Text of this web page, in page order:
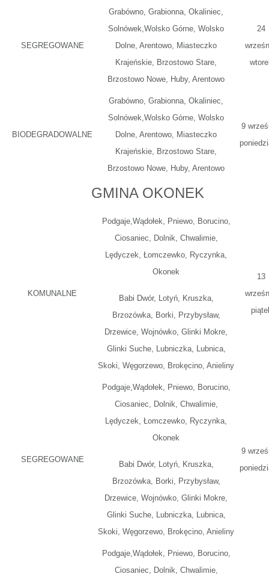
SEGREGOWANE
Grabówno, Grabionna, Okaliniec,
Solnówek,Wolsko Górne, Wolsko
Dolne, Arentowo, Miasteczko
Krajeńskie, Brzostowo Stare,
Brzostowo Nowe, Huby, Arentowo
24
BIODEGRADOWALNE
Grabówno, Grabionna, Okaliniec,
Solnówek,Wolsko Górne, Wolsko
Dolne, Arentowo, Miasteczko
Krajeńskie, Brzostowo Stare,
Brzostowo Nowe, Huby, Arentowo
9
GMINA OKONEK
KOMUNALNE
Podgaje,Wądołek, Pniewo, Borucino,
Ciosaniec, Dolnik, Chwalimie,
Lędyczek, Łomczewko, Ryczynka,
Okonek
Babi Dwór, Lotyń, Kruszka,
Brzozówka, Borki, Przybysław,
Drzewice, Wojnówko, Glinki Mokre,
Glinki Suche, Lubniczka, Lubnica,
Skoki, Węgorzewo, Brokęcino, Anieliny
13
SEGREGOWANE
Podgaje,Wądołek, Pniewo, Borucino,
Ciosaniec, Dolnik, Chwalimie,
Lędyczek, Łomczewko, Ryczynka,
Okonek
Babi Dwór, Lotyń, Kruszka,
Brzozówka, Borki, Przybysław,
Drzewice, Wojnówko, Glinki Mokre,
Glinki Suche, Lubniczka, Lubnica,
Skoki, Węgorzewo, Brokęcino, Anieliny
9
Podgaje,Wądołek, Pniewo, Borucino,
Ciosaniec, Dolnik, Chwalimie,